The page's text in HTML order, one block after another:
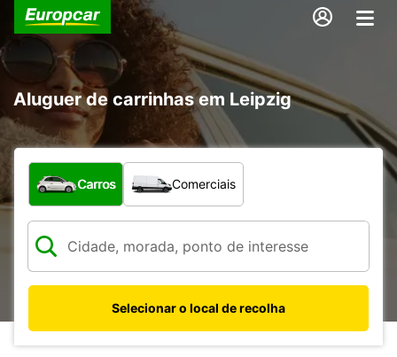
Aluguer de carrinhas em Leipzig
Que tipo de veículo pretende?
Carros Comerciais
Selecionar o local de recolha